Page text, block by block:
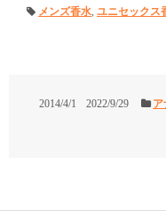
メンズ香水,ユニセックス
2014/4/1 2022/9/29 ア